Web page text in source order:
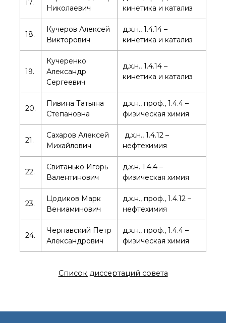
17.
Николаевич
кинетика и катализ
18.
Кучеров Алексей
Викторович
д.х.н., 1.4.14 –
кинетика и катализ
19.
Кучеренко
Александр
Сергеевич
д.х.н., 1.4.14 –
кинетика и катализ
20.
Пивина Татьяна
Степановна
д.х.н., проф., 1.4.4 –
физическая химия
21.
Сахаров Алексей
Михайлович
д.х.н., 1.4.12 –
нефтехимия
22.
Свитанько Игорь
Валентинович
д.х.н. 1.4.4 –
физическая химия
23.
Цодиков Марк
Вениаминович
д.х.н., проф., 1.4.12 –
нефтехимия
24.
Чернавский Петр
Александрович
д.х.н., проф., 1.4.4 –
физическая химия
Список диссертаций совета